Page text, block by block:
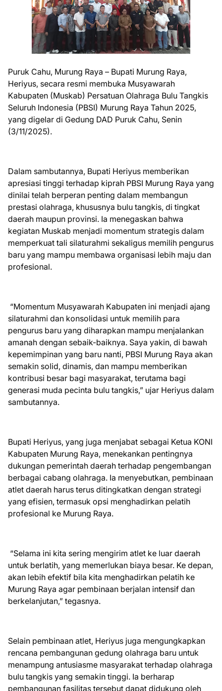
Puruk Cahu, Murung Raya – Bupati Murung Raya,
Heriyus, secara resmi membuka Musyawarah
Kabupaten (Muskab) Persatuan Olahraga Bulu Tangkis
Seluruh Indonesia (PBSI) Murung Raya Tahun 2025,
yang digelar di Gedung DAD Puruk Cahu, Senin
(3/11/2025).
Dalam sambutannya, Bupati Heriyus memberikan
apresiasi tinggi terhadap kiprah PBSI Murung Raya yang
dinilai telah berperan penting dalam membangun
prestasi olahraga, khususnya bulu tangkis, di tingkat
daerah maupun provinsi. Ia menegaskan bahwa
kegiatan Muskab menjadi momentum strategis dalam
memperkuat tali silaturahmi sekaligus memilih pengurus
baru yang mampu membawa organisasi lebih maju dan
profesional.
“Momentum Musyawarah Kabupaten ini menjadi ajang
silaturahmi dan konsolidasi untuk memilih para
pengurus baru yang diharapkan mampu menjalankan
amanah dengan sebaik-baiknya. Saya yakin, di bawah
kepemimpinan yang baru nanti, PBSI Murung Raya akan
semakin solid, dinamis, dan mampu memberikan
kontribusi besar bagi masyarakat, terutama bagi
generasi muda pecinta bulu tangkis,” ujar Heriyus dalam
sambutannya.
Bupati Heriyus, yang juga menjabat sebagai Ketua KONI
Kabupaten Murung Raya, menekankan pentingnya
dukungan pemerintah daerah terhadap pengembangan
berbagai cabang olahraga. Ia menyebutkan, pembinaan
atlet daerah harus terus ditingkatkan dengan strategi
yang efisien, termasuk opsi menghadirkan pelatih
profesional ke Murung Raya.
“Selama ini kita sering mengirim atlet ke luar daerah
untuk berlatih, yang memerlukan biaya besar. Ke depan,
akan lebih efektif bila kita menghadirkan pelatih ke
Murung Raya agar pembinaan berjalan intensif dan
berkelanjutan,” tegasnya.
Selain pembinaan atlet, Heriyus juga mengungkapkan
rencana pembangunan gedung olahraga baru untuk
menampung antusiasme masyarakat terhadap olahraga
bulu tangkis yang semakin tinggi. Ia berharap
pembangunan fasilitas tersebut dapat didukung oleh